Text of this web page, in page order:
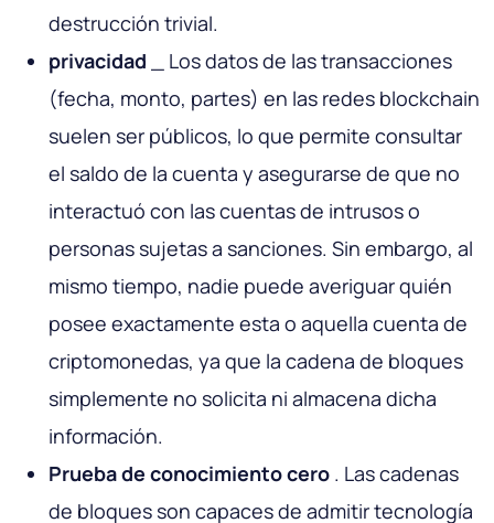
destrucción trivial.
privacidad
_ Los datos de las transacciones
(fecha, monto, partes) en las redes blockchain
suelen ser públicos, lo que permite consultar
el saldo de la cuenta y asegurarse de que no
interactuó con las cuentas de intrusos o
personas sujetas a sanciones. Sin embargo, al
mismo tiempo, nadie puede averiguar quién
posee exactamente esta o aquella cuenta de
criptomonedas, ya que la cadena de bloques
simplemente no solicita ni almacena dicha
información.
Prueba de conocimiento cero . Las cadenas
de bloques son capaces de admitir tecnología